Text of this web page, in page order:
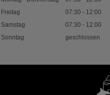
Freitag
07:30 - 12:00
Samstag
07:30 - 12:00
Sonntag
geschlossen